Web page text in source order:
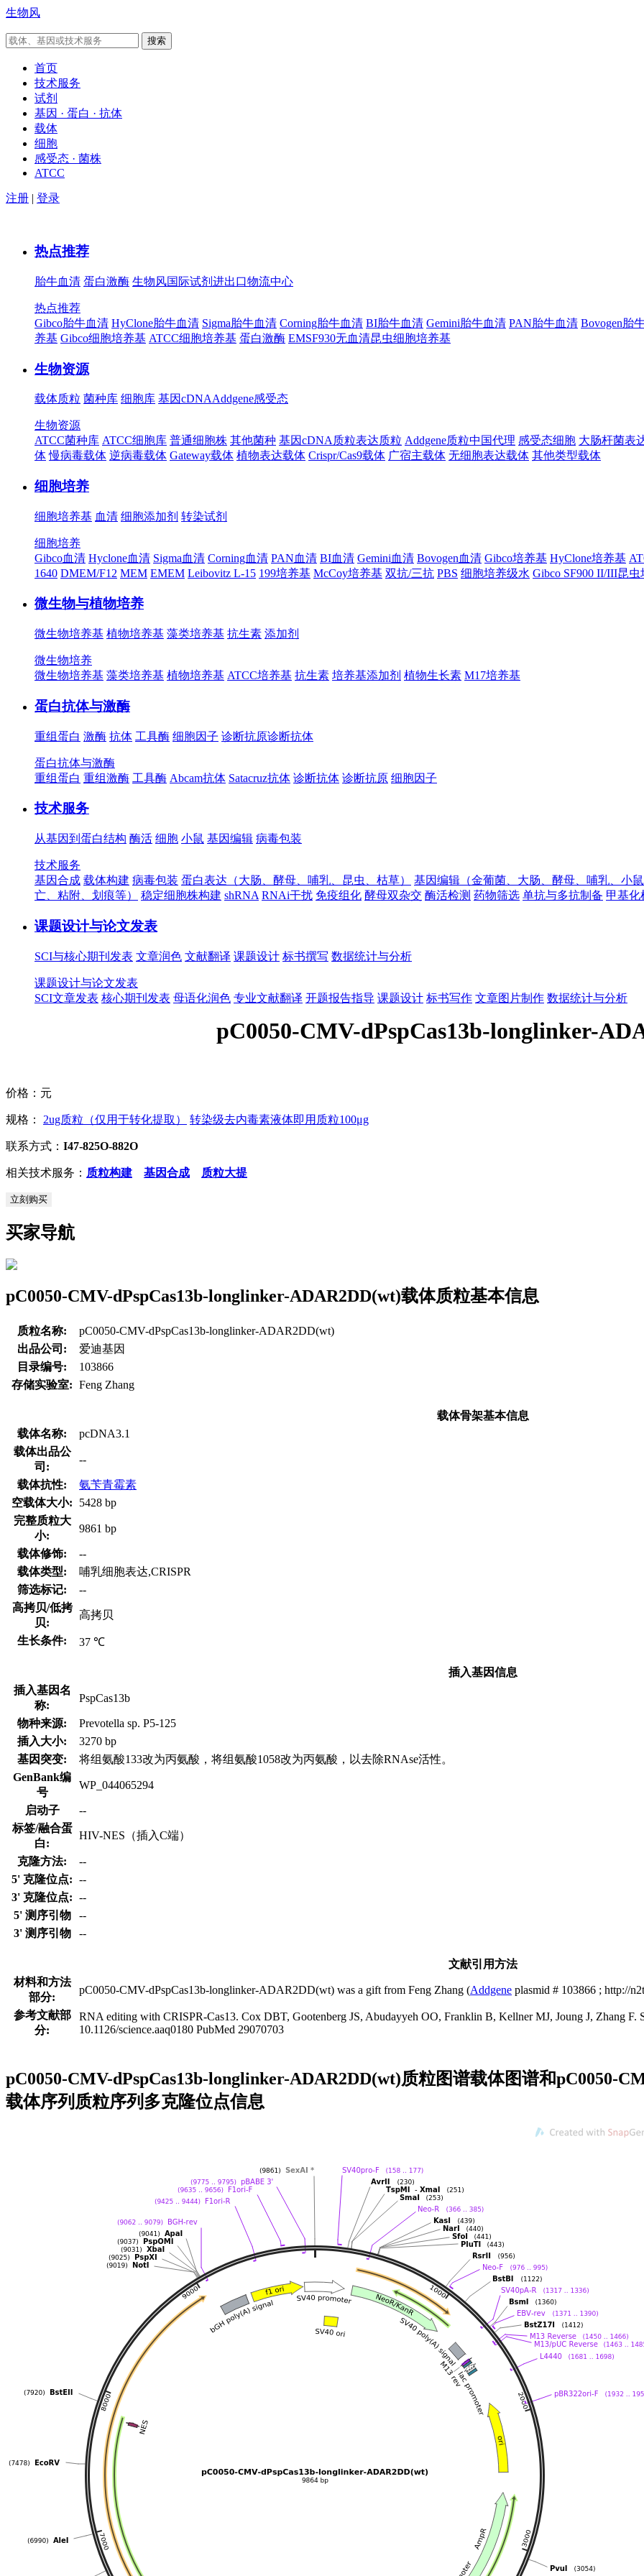
生物风
首页
技术服务
试剂
基因 · 蛋白 · 抗体
载体
细胞
感受态 · 菌株
ATCC
注册 | 登录
热点推荐
胎牛血清 蛋白激酶 生物风国际试剂进出口物流中心
热点推荐
Gibco胎牛血清 HyClone胎牛血清 Sigma胎牛血清 Corning胎牛血清 BI胎牛血清 Gemini胎牛血清 PAN胎牛血清 Bovogen胎
养基 Gibco细胞培养基 ATCC细胞培养基 蛋白激酶 EMSF930无血清昆虫细胞培养基
生物资源
载体质粒 菌种库 细胞库 基因cDNAAddgene感受态
生物资源
ATCC菌种库 ATCC细胞库 普通细胞株 其他菌种 基因cDNA质粒表达质粒 Addgene质粒中国代理 感受态细胞 大肠杆菌表
体 慢病毒载体 逆病毒载体 Gateway载体 植物表达载体 Crispr/Cas9载体 广宿主载体 无细胞表达载体 其他类型载体
细胞培养
细胞培养基 血清 细胞添加剂 转染试剂
细胞培养
Gibco血清 Hyclone血清 Sigma血清 Corning血清 PAN血清 BI血清 Gemini血清 Bovogen血清 Gibco培养基 HyClone培养基
1640 DMEM/F12 MEM EMEM Leibovitz L-15 199培养基 McCoy培养基 双抗/三抗 PBS 细胞培养级水 Gibco SF900 II/III昆虫
微生物与植物培养
微生物培养基 植物培养基 藻类培养基 抗生素 添加剂
微生物培养
微生物培养基 藻类培养基 植物培养基 ATCC培养基 抗生素 培养基添加剂 植物生长素 M17培养基
蛋白抗体与激酶
重组蛋白 激酶 抗体 工具酶 细胞因子 诊断抗原诊断抗体
蛋白抗体与激酶
重组蛋白 重组激酶 工具酶 Abcam抗体 Satacruz抗体 诊断抗体 诊断抗原 细胞因子
技术服务
从基因到蛋白结构 酶活 细胞 小鼠 基因编辑 病毒包装
技术服务
基因合成 载体构建 病毒包装 蛋白表达（大肠、酵母、哺乳、昆虫、枯草） 基因编辑（金葡菌、大肠、酵母、哺乳、小鼠
亡、粘附、划痕等）
稳定细胞株构建 shRNA RNAi干扰 免疫组化 酵母双杂交 酶活检测 药物筛选 单抗与多抗制备 甲基化
课题设计与论文发表
SCI与核心期刊发表 文章润色 文献翻译 课题设计 标书撰写 数据统计与分析
课题设计与论文发表
SCI文章发表 核心期刊发表 母语化润色 专业文献翻译 开题报告指导 课题设计 标书写作 文章图片制作 数据统计与分析
pC0050-CMV-dPspCas13b-longlinker-
价格： 元
规格： 2ug质粒（仅用于转化提取） 转染级去内毒素液体即用质粒100μg
联系方式： I47-825O-882O
相关技术服务： 质粒构建 基因合成 质粒大提
立刻购买
买家导航
pC0050-CMV-dPspCas13b-longlinker-ADAR2DD(wt)载体质粒基本信息
质粒名称:
pC0050-CMV-dPspCas13b-longlinker-ADAR2DD(wt)
出品公司:
爱迪基因
目录编号:
103866
存储实验室: Feng Zhang
载体骨架基本信息
载体名称:
pcDNA3.1
载体出品公
司:
--
载体抗性:
氨苄青霉素
空载体大小:
5428 bp
完整质粒大
小:
9861 bp
载体修饰:
--
载体类型:
哺乳细胞表达,CRISPR
筛选标记:
--
高拷贝/低拷
贝:
高拷贝
生长条件: 37 ℃
插入基因信息
插入基因名
称:
PspCas13b
物种来源:
Prevotella sp. P5-125
插入大小:
3270 bp
基因突变:
将组氨酸133改为丙氨酸，将组氨酸1058改为丙氨酸，以去除RNAse活性。
GenBank编
号
WP_044065294
启动子
--
标签/融合蛋
白:
HIV-NES（插入C端）
克隆方法:
--
5' 克隆位点: --
3' 克隆位点: --
5' 测序引物
--
3' 测序引物
--
文献引用方法
材料和方法
部分:
pC0050-CMV-dPspCas13b-longlinker-ADAR2DD(wt) was a gift from Feng Zhang (Addgene plasmid # 103866 ; http://
参考文献部
分:
RNA editing with CRISPR-Cas13. Cox DBT, Gootenberg JS, Abudayyeh OO, Franklin B, Kellner MJ, Joung J, Zhang F.
10.1126/science.aaq0180 PubMed 29070703
pC0050-CMV-dPspCas13b-longlinker-ADAR2DD(wt)质粒图谱载体图谱和pC0050-
载体序列质粒序列多克隆位点信息